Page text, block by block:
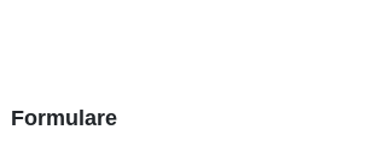
Formulare